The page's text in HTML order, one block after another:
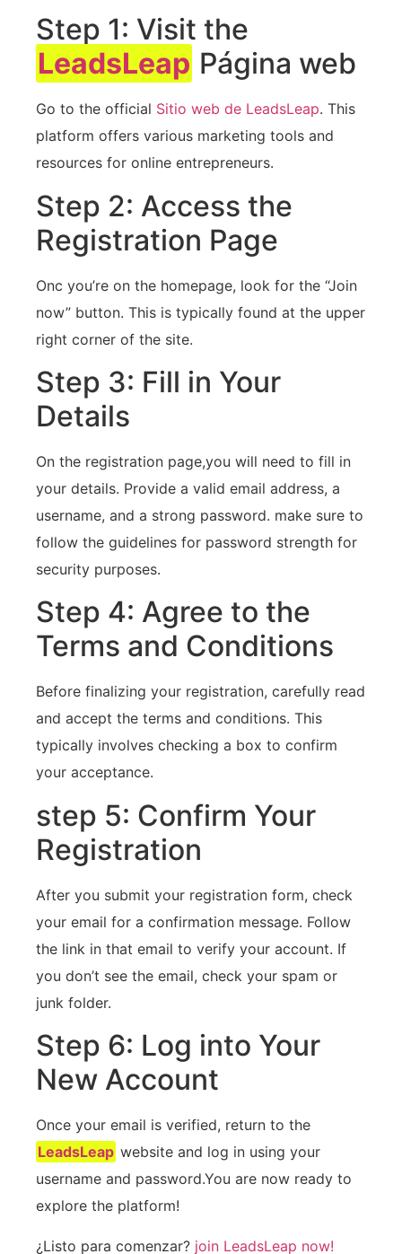
Step 1: ⁣Visit the⁢
LeadsLeap Página web
Go to the official Sitio web de LeadsLeap. This
platform offers various ⁢marketing tools and
resources ⁣for online ⁢entrepreneurs.
Step 2: Access the‍
Registration Page
Onc you’re on ⁢the homepage, look for the “Join
now” button. This is typically found at the upper
‍right corner of the site.
Step 3: Fill in Your ​
Details
On the registration page,you will‌ need‌ to fill in
your details. Provide a⁢ valid email address, a
⁢username, and a​ strong password. make‌ sure to
follow​ the⁢ guidelines for password strength ⁤for
security purposes.
Step 4: Agree ⁤to the
⁤Terms and Conditions
Before finalizing your registration, carefully read
and⁢ accept the terms and⁤ conditions.⁣ This
typically involves checking a box to confirm‍
your acceptance.
step 5: Confirm Your
Registration
After you submit your registration form, check
your⁤ email for a​ confirmation message. Follow
the link‍ in that email to verify ​your⁤ account. If
you ‌don’t see the email, check your spam or
junk folder.
Step 6: Log into Your
New Account
Once ‍your email is⁣ verified, return to the
LeadsLeap website and log in ​using your
⁣username and password.You are⁢ now ready to
explore the platform!
¿Listo para comenzar? join‌ LeadsLeap ​now!